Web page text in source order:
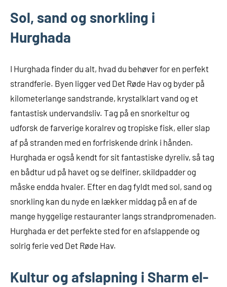
Sol, sand og snorkling i
Hurghada
I Hurghada finder du alt, hvad du behøver for en perfekt
strandferie. Byen ligger ved Det Røde Hav og byder på
kilometerlange sandstrande, krystalklart vand og et
fantastisk undervandsliv. Tag på en snorkeltur og
udforsk de farverige koralrev og tropiske fisk, eller slap
af på stranden med en forfriskende drink i hånden.
Hurghada er også kendt for sit fantastiske dyreliv, så tag
en bådtur ud på havet og se delfiner, skildpadder og
måske endda hvaler. Efter en dag fyldt med sol, sand og
snorkling kan du nyde en lækker middag på en af de
mange hyggelige restauranter langs strandpromenaden.
Hurghada er det perfekte sted for en afslappende og
solrig ferie ved Det Røde Hav.
Kultur og afslapning i Sharm el-